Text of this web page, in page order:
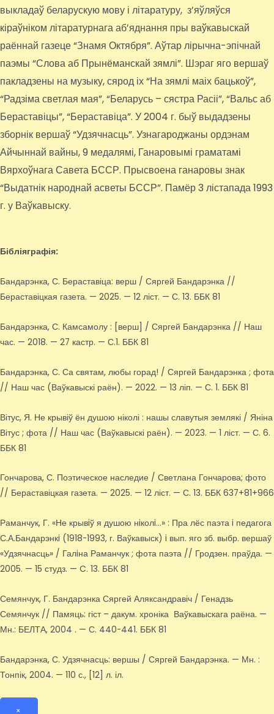
выкладаў беларускую мову і літаратуру, з’яўляўся
кіраўніком літаратурнага аб’яднання пры ваўкавыскай
раённай газеце “Знамя Октября”. Аўтар лірычна-эпічнай
паэмы “Слова аб Прынёманскай зямлі”. Шэраг яго вершаў
пакладзены на музыку, сярод іх “На зямлі маіх бацькоў”,
“Радзіма светлая мая”, “Беларусь – сястра Расіі”, “Вальс аб
Бераставіцы”, “Бераставіца”. У 2004 г. быў выдадзены
зборнік вершаў “Удзячнасць”. Узнагароджаны ордэнам
Айчыннай вайны, 9 медалямі, Ганаровымі граматамі
Вярхоўнага Савета БССР. Прысвоена ганаровы знак
“Выдатнік народнай асветы БССР”. Памёр 3 лістапада 1993
г. у Ваўкавыску.
Бібліяграфія:
Бандарэнка, С. Бераставіца: верш / Сяргей Бандарэнка //
Бераставіцкая газета. — 2025. — 12 ліст. — С. 13. ББК 81
Бандарэнка, С. Камсамолу : [верш] / Сяргей Бандарэнка // Наш
час. — 2018. — 27 кастр. — С.1. ББК 81
Бандарэнка, С. Са святам, любы горад! / Сяргей Бандарэнка ; фота
// Наш час (Ваўкавыскі раён). — 2022. — 13 ліп. — С. 1. ББК 81
Вітус, Я. Не крывіў ён душою ніколі : нашы славутыя землякі / Яніна
Вітус ; фота // Наш час (Ваўкавыскі раён). — 2023. — 1 ліст. — С. 6.
ББК 81
Гончарова, С. Поэтическое наследие / Светлана Гончарова; фото
// Бераставіцкая газета. — 2025. — 12 ліст. — С. 13. ББК 637+81+966
Раманчук, Г. «Не крывiў я душою нiколi…» : Пра лёс паэта i педагога
С.А.Бандарэнкi (1918-1993, г. Ваўкавыск) i вып. яго зб. выбр. вершаў
«Удзячнасць» / Галiна Раманчук ; фота паэта // Гродзен. праўда. —
2005. — 15 студз. — C. 13. ББК 81
Семянчук, Г. Бандарэнка Сяргей Аляксандравіч / Генадзь
Семянчук // Памяць: гіст – дакум. хроніка Ваўкавыскага раёна. —
Мн.: БЕЛТА, 2004 . — С. 440-441. ББК 81
Бандарэнка, С. Удзячнасць: вершы / Сяргей Бандарэнка. — Мн. :
Тонпік, 2004. — 110 с., [12] л. іл.
×